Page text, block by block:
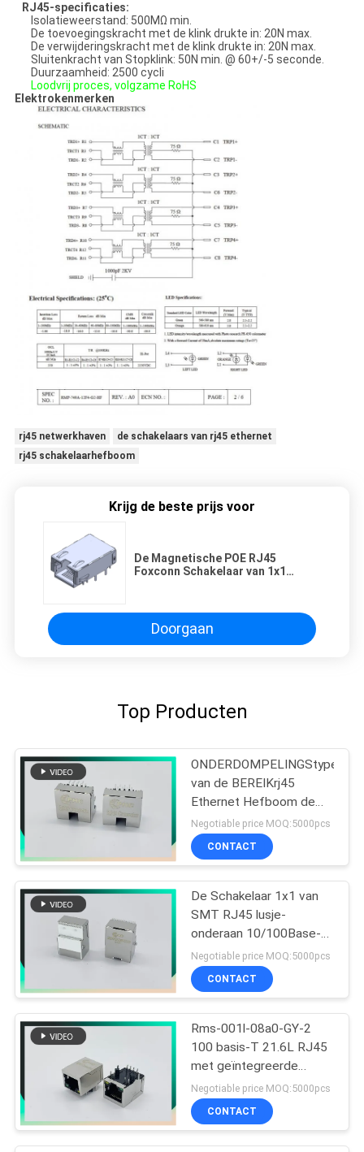
RJ45-specificaties:
Isolatieweerstand: 500MΩ min.
De toevoegingskracht met de klink drukte in: 20N max.
De verwijderingskracht met de klink drukte in: 20N max.
Sluitenkracht van Stopklink: 50N min. @ 60+/-5 seconde.
Duurzaamheid: 2500 cycli
Loodvrij proces, volgzame RoHS
Elektrokenmerken
rj45 netwerkhaven
de schakelaars van rj45 ethernet
rj45 schakelaarhefboom
Krijg de beste prijs voor
De Magnetische POE RJ45
Foxconn Schakelaar van 1x1
Doorgaan
Top Producten
ONDERDOMPELINGStype
van de BEREIKrj45
Ethernet Hefboom de
Schakelaar met LEIDENE
8P8C compenseerde
Type met Klemmen
Negotiable price MOQ:5000pcs
CONTACT
De Schakelaar 1x1 van
SMT RJ45 lusje-
onderaan 10/100Base-t
MIC26023-5134W-LF3
PHCONN
Negotiable price MOQ:5000pcs
CONTACT
Rms-001l-08a0-GY-2
100 basis-T 21.6L RJ45
met geïntegreerde
magnetics met G/Y LEDs
Negotiable price MOQ:5000pcs
CONTACT